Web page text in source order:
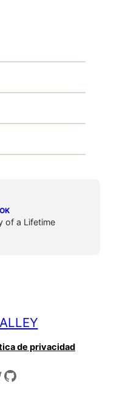
of a Lifetime
de privacidad
GitHub